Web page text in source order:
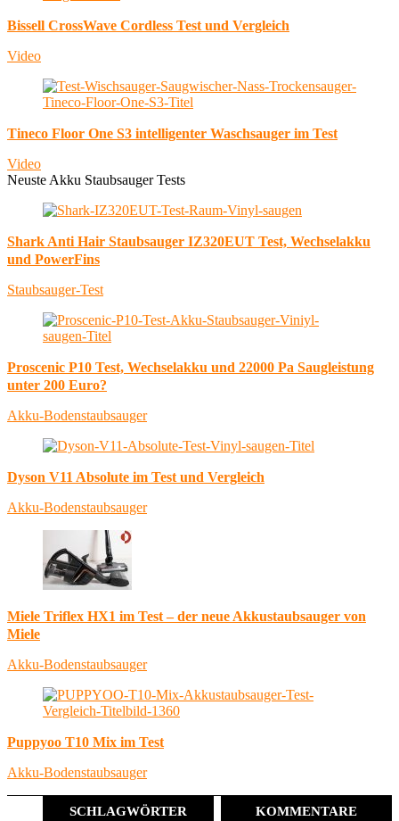
Bissell CrossWave Cordless Test und Vergleich
Video
Tineco Floor One S3 intelligenter Waschsauger im Test
Video
Neuste Akku Staubsauger Tests
Shark Anti Hair Staubsauger IZ320EUT Test, Wechselakku
und PowerFins
Staubsauger-Test
Proscenic P10 Test, Wechselakku und 22000 Pa Saugleistung
unter 200 Euro?
Akku-Bodenstaubsauger
Dyson V11 Absolute im Test und Vergleich
Akku-Bodenstaubsauger
Miele Triflex HX1 im Test – der neue Akkustaubsauger von
Miele
Akku-Bodenstaubsauger
Puppyoo T10 Mix im Test
Akku-Bodenstaubsauger
SCHLAGWÖRTER KOMMENTARE